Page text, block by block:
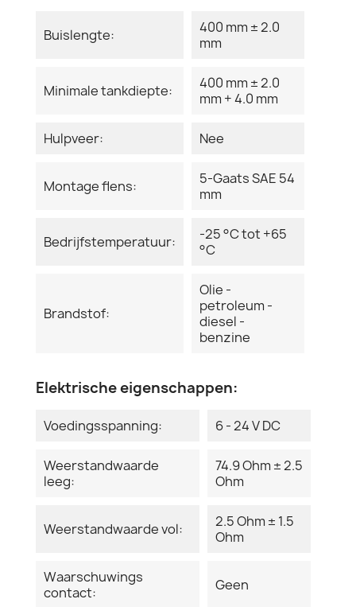
Buislengte:
400 mm ± 2.0
mm
Minimale tankdiepte:
400 mm ± 2.0
mm + 4.0 mm
Hulpveer: Nee
Montage flens:
5-Gaats SAE 54
mm
Bedrijfstemperatuur:
-25 °C tot +65
°C
Brandstof:
Olie -
petroleum -
diesel -
benzine
Elektrische eigenschappen:
Voedingsspanning: 6 - 24 V DC
Weerstandwaarde
leeg:
74.9 Ohm ± 2.5
Ohm
Weerstandwaarde vol:
2.5 Ohm ± 1.5
Ohm
Waarschuwings
contact:
Geen